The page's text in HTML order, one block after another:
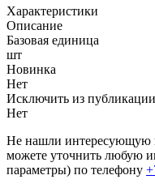
Характеристики
Описание
Базовая единица
шт
Новинка
Нет
Исключить из
Нет
Не нашли интересующую
можете уточнить любую
параметры) по телефону